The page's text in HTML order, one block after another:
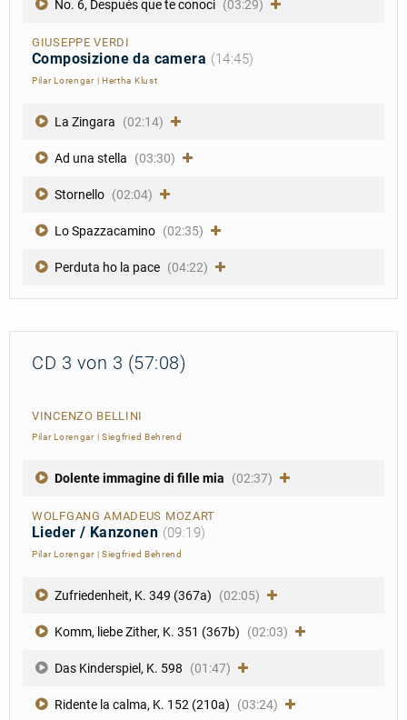
No. 6, Después que te conoci (03:29)
GIUSEPPE VERDI
Composizione da camera (14:45)
Pilar Lorengar| Hertha Klust
La Zingara (02:14)
Ad una stella (03:30)
Stornello (02:04)
Lo Spazzacamino (02:35)
Perduta ho la pace (04:22)
CD 3 von 3 (57:08)
VINCENZO BELLINI
Pilar Lorengar| Siegfried Behrend
Dolente immagine di fille mia (02:37)
WOLFGANG AMADEUS MOZART
Lieder / Kanzonen (09:19)
Pilar Lorengar| Siegfried Behrend
Zufriedenheit, K. 349 (367a) (02:05)
Komm, liebe Zither, K. 351 (367b) (02:03)
Das Kinderspiel, K. 598 (01:47)
Ridente la calma, K. 152 (210a) (03:24)